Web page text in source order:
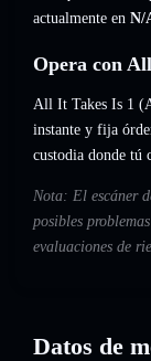
actualmente en N/
Opera con
All It Takes Is 1
instante y fija
custodia donde tú
Nota: El escáner
posibles
evaluaciones de
Datos de